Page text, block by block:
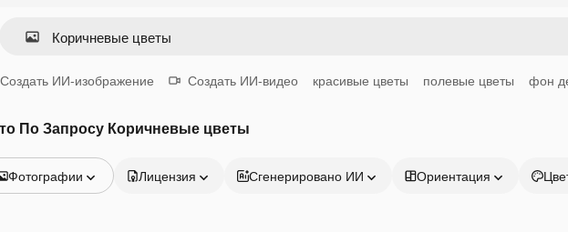
Создать ИИ-изображение Создать ИИ-видео красивые цветы полевые цветы фон
По Запросу Коричневые цветы
Фотографии Лицензия Сгенерировано ИИ Ориентация